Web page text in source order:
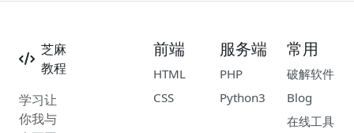
芝麻
教程
学习让
你我与
前端
HTML
CSS
服务端
PHP
Python3
常用
破解软件
Blog
在线工具